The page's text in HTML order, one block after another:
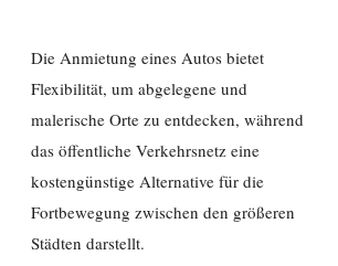
Die Anmietung eines Autos bietet
Flexibilität, um abgelegene und
malerische Orte zu entdecken, während
das öffentliche Verkehrsnetz eine
kostengünstige Alternative für die
Fortbewegung zwischen den größeren
Städten darstellt.